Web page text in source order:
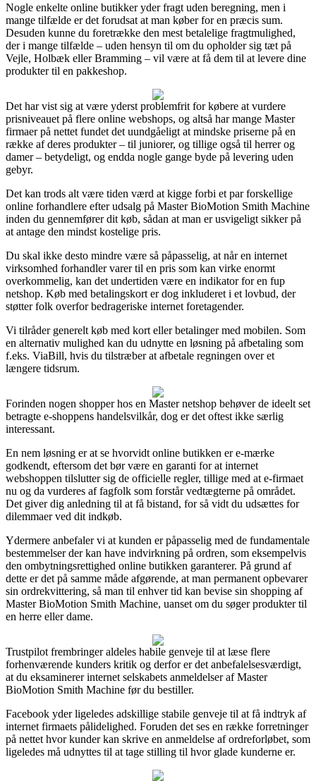
Nogle enkelte online butikker yder fragt uden beregning, men i
mange tilfælde er det forudsat at man køber for en præcis sum.
Desuden kunne du foretrække den mest betalelige fragtmulighed,
der i mange tilfælde – uden hensyn til om du opholder sig tæt på
Vejle, Holbæk eller Bramming – vil være at få dem til at levere dine
produkter til en pakkeshop.
Det har vist sig at være yderst problemfrit for købere at vurdere
prisniveauet på flere online webshops, og altså har mange Master
firmaer på nettet fundet det uundgåeligt at mindske priserne på en
række af deres produkter – til juniorer, og tillige også til herrer og
damer – betydeligt, og endda nogle gange byde på levering uden
gebyr.
Det kan trods alt være tiden værd at kigge forbi et par forskellige
online forhandlere efter udsalg på Master BioMotion Smith Machine
inden du gennemfører dit køb, sådan at man er usvigeligt sikker på
at antage den mindst kostelige pris.
Du skal ikke desto mindre være så påpasselig, at når en internet
virksomhed forhandler varer til en pris som kan virke enormt
overkommelig, kan det undertiden være en indikator for en fup
netshop. Køb med betalingskort er dog inkluderet i et lovbud, der
støtter folk overfor bedrageriske internet foretagender.
Vi tilråder generelt køb med kort eller betalinger med mobilen. Som
en alternativ mulighed kan du udnytte en løsning på afbetaling som
f.eks. ViaBill, hvis du tilstræber at afbetale regningen over et
længere tidsrum.
Forinden nogen shopper hos en Master netshop behøver de ideelt set
betragte e-shoppens handelsvilkår, dog er det oftest ikke særlig
interessant.
En nem løsning er at se hvorvidt online butikken er e-mærke
godkendt, eftersom det bør være en garanti for at internet
webshoppen tilslutter sig de officielle regler, tillige med at e-firmaet
nu og da vurderes af fagfolk som forstår vedtægterne på området.
Det giver dig anledning til at få bistand, for så vidt du udsættes for
dilemmaer ved dit indkøb.
Ydermere anbefaler vi at kunden er påpasselig med de fundamentale
bestemmelser der kan have indvirkning på ordren, som eksempelvis
den ombytningsrettighed online butikken garanterer. På grund af
dette er det på samme måde afgørende, at man permanent opbevarer
sin ordrekvittering, så man til enhver tid kan bevise sin shopping af
Master BioMotion Smith Machine, uanset om du søger produkter til
en herre eller dame.
Trustpilot frembringer aldeles habile genveje til at læse flere
forhenværende kunders kritik og derfor er det anbefalelsesværdigt,
at du eksaminerer internet selskabets anmeldelser af Master
BioMotion Smith Machine før du bestiller.
Facebook yder ligeledes adskillige stabile genveje til at få indtryk af
internet firmaets pålidelighed. Foruden det ses en række forretninger
på nettet hvor kunder kan skrive en anmeldelse af ordreforløbet, som
ligeledes må udnyttes til at tage stilling til hvor glade kunderne er.